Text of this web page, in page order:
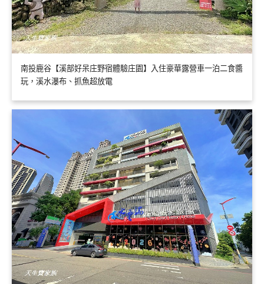
南投鹿谷【溪部好呆庄野宿體驗庄園】入住豪華露營車一泊二食醬
玩，溪水瀑布、抓魚超放電